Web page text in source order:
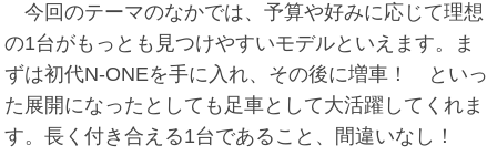
今回のテーマのなかでは、予算や好みに応じて理想
の1台がもっとも見つけやすいモデルといえます。ま
ずは初代N-ONEを手に入れ、その後に増車！ といっ
た展開になったとしても足車として大活躍してくれま
す。長く付き合える1台であること、間違いなし！